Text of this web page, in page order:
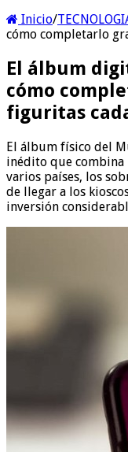
Inicio/
cómo completarlo
El álbum
cómo
figuritas
El álbum físico del
inédito que combina
varios países, los
de llegar a los
inversión